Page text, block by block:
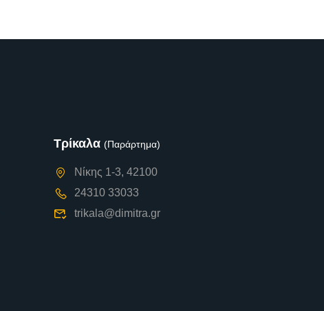
Τρίκαλα (Παράρτημα)
Νίκης 1-3, 42100
24310 33033
trikala@dimitra.gr